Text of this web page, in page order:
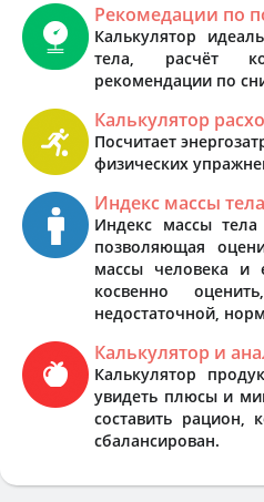
Рекомедации по
Калькулятор
тела, расчёт
рекомендации по
Калькулятор
Посчитает
физических
Индекс массы тела
Индекс массы
позволяющая
массы человека и
косвенно
недостаточной,
Калькулятор и
Калькулятор
увидеть плюсы и
составить рацион,
сбалансирован.